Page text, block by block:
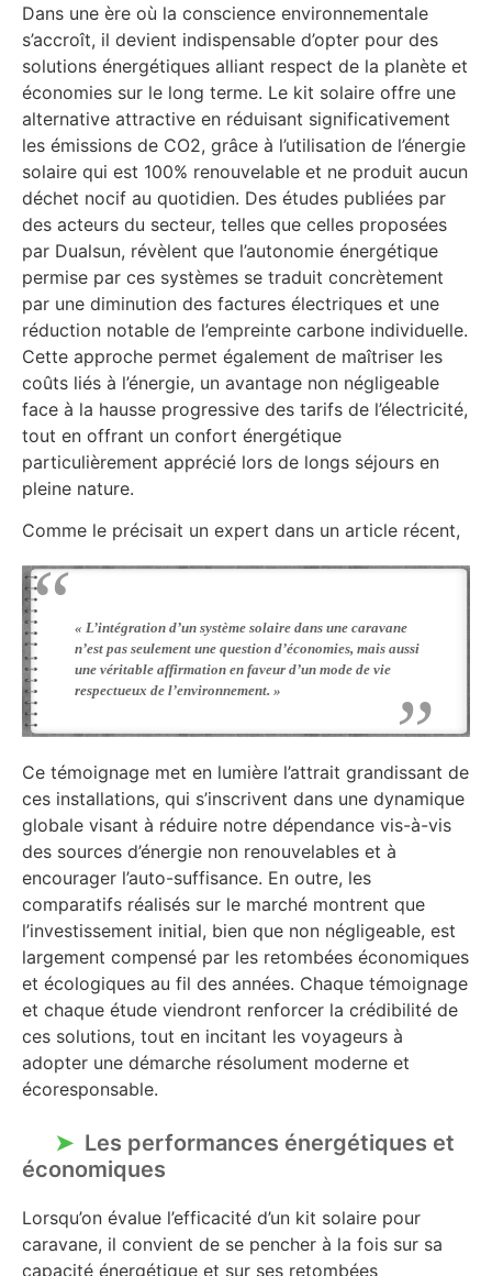
Dans une ère où la conscience environnementale
s’accroît, il devient indispensable d’opter pour des
solutions énergétiques alliant respect de la planète et
économies sur le long terme. Le kit solaire offre une
alternative attractive en réduisant significativement
les émissions de CO2, grâce à l’utilisation de l’énergie
solaire qui est 100% renouvelable et ne produit aucun
déchet nocif au quotidien. Des études publiées par
des acteurs du secteur, telles que celles proposées
par Dualsun, révèlent que l’autonomie énergétique
permise par ces systèmes se traduit concrètement
par une diminution des factures électriques et une
réduction notable de l’empreinte carbone individuelle.
Cette approche permet également de maîtriser les
coûts liés à l’énergie, un avantage non négligeable
face à la hausse progressive des tarifs de l’électricité,
tout en offrant un confort énergétique
particulièrement apprécié lors de longs séjours en
pleine nature.
Comme le précisait un expert dans un article récent,
« L’intégration d’un système solaire dans une caravane
n’est pas seulement une question d’économies, mais aussi
une véritable affirmation en faveur d’un mode de vie
respectueux de l’environnement. »
Ce témoignage met en lumière l’attrait grandissant de
ces installations, qui s’inscrivent dans une dynamique
globale visant à réduire notre dépendance vis-à-vis
des sources d’énergie non renouvelables et à
encourager l’auto-suffisance. En outre, les
comparatifs réalisés sur le marché montrent que
l’investissement initial, bien que non négligeable, est
largement compensé par les retombées économiques
et écologiques au fil des années. Chaque témoignage
et chaque étude viendront renforcer la crédibilité de
ces solutions, tout en incitant les voyageurs à
adopter une démarche résolument moderne et
écoresponsable.
Les performances énergétiques et
économiques
Lorsqu’on évalue l’efficacité d’un kit solaire pour
caravane, il convient de se pencher à la fois sur sa
capacité énergétique et sur ses retombées